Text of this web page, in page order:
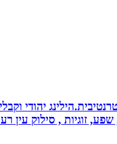
יהודי
זוגיות , סילוק עין